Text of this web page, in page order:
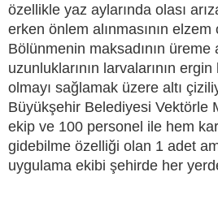
özellikle yaz aylarında olası
erken önlem alınmasının
Bölünmenin maksadının üreme
uzunluklarının larvalarının
olmayı sağlamak üzere altı
Büyükşehir Belediyesi Vektörle
ekip ve 100 personel ile hem
gidebilme özelliği olan 1 adet
uygulama ekibi şehirde her